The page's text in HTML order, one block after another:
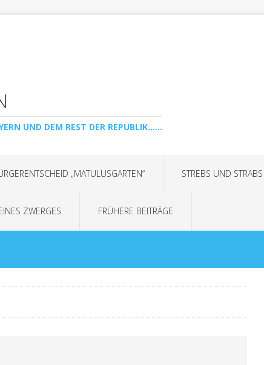
UND DEM REST DER REPUBLIK......
„MATULUSGARTEN“ STREBS UND
ZWERGES FRÜHERE BEITRÄGE